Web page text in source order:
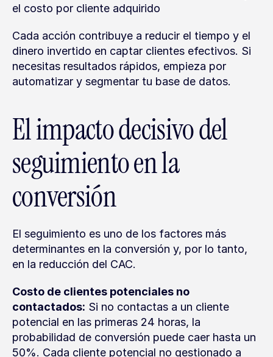
el costo por cliente adquirido
Cada acción contribuye a reducir el tiempo y el
dinero invertido en captar clientes efectivos. Si
necesitas resultados rápidos, empieza por
automatizar y segmentar tu base de datos.
El impacto decisivo del
seguimiento en la
conversión
El seguimiento es uno de los factores más
determinantes en la conversión y, por lo tanto,
en la reducción del CAC.
Costo de clientes potenciales no
contactados: Si no contactas a un cliente
potencial en las primeras 24 horas, la
probabilidad de conversión puede caer hasta un
50%. Cada cliente potencial no gestionado a